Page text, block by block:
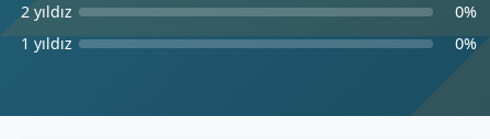
2 yıldız
0%
1 yıldız
0%